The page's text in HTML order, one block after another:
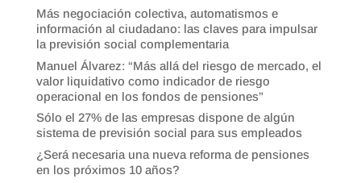
Más negociación colectiva, automatismos e
información al ciudadano: las claves para impulsar
la previsión social complementaria
Manuel Álvarez: “Más allá del riesgo de mercado, el
valor liquidativo como indicador de riesgo
operacional en los fondos de pensiones”
Sólo el 27% de las empresas dispone de algún
sistema de previsión social para sus empleados
¿Será necesaria una nueva reforma de pensiones
en los próximos 10 años?